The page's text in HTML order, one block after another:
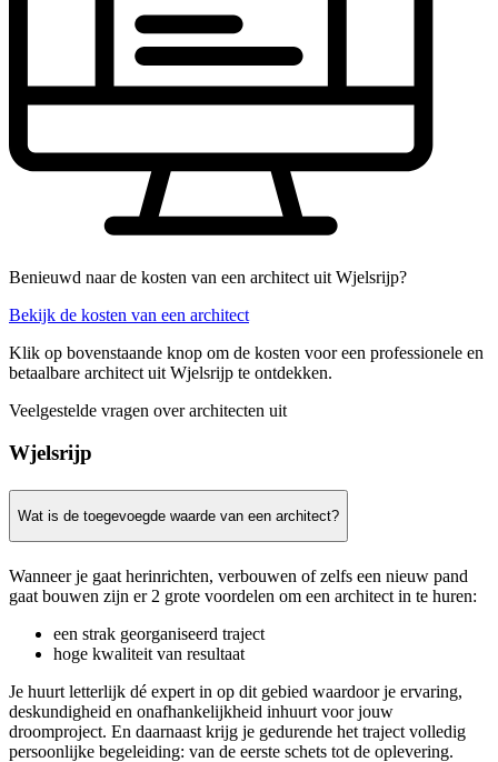
Benieuwd naar de kosten van een architect uit Wjelsrijp?
Bekijk de kosten van een architect
Klik op bovenstaande knop om de kosten voor een professionele en
betaalbare architect uit Wjelsrijp te ontdekken.
Veelgestelde vragen over architecten uit
Wjelsrijp
Wat is de toegevoegde waarde van een architect?
Wanneer je gaat herinrichten, verbouwen of zelfs een nieuw pand
gaat bouwen zijn er 2 grote voordelen om een architect in te huren:
een strak georganiseerd traject
hoge kwaliteit van resultaat
Je huurt letterlijk dé expert in op dit gebied waardoor je ervaring,
deskundigheid en onafhankelijkheid inhuurt voor jouw
droomproject. En daarnaast krijg je gedurende het traject volledig
persoonlijke begeleiding: van de eerste schets tot de oplevering.